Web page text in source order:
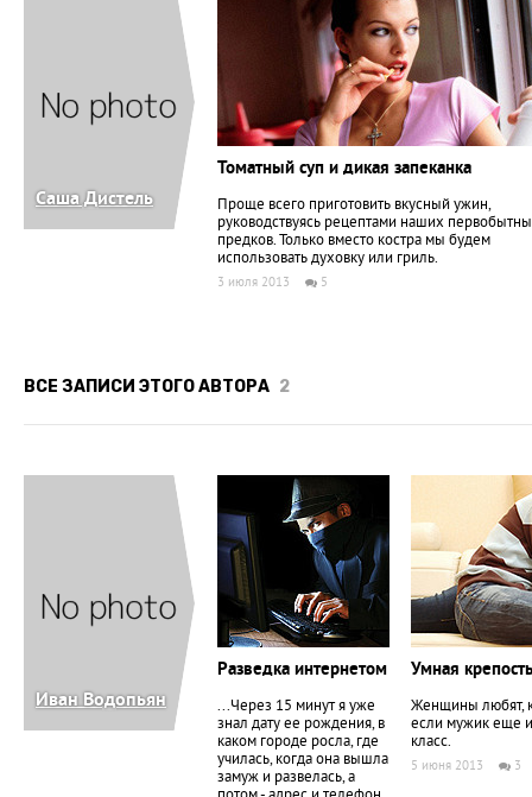
Саша Дистель
Томатный суп и дикая запеканка
Проще всего приготовить вкусный ужин,
руководствуясь рецептами наших
предков. Только вместо костра мы будем
использовать духовку или гриль.
3 июля 2013 5
ВСЕ ЗАПИСИ ЭТОГО АВТОРА 2
Иван Водопьян
Разведка интернетом
...Через 15 минут я уже
знал дату ее рождения, в
каком городе росла, где
училась, когда она вышла
замуж и развелась, а
Умная крепость
Женщины любят,
если мужик еще
класс.
5 июня 2013 3